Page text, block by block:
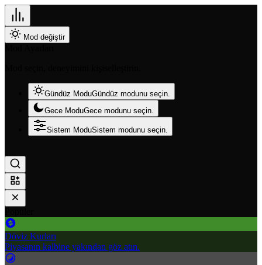
Mod değiştir
Gündüz ModuGündüz modunu seçin.
Gece ModuGece modunu seçin.
Sistem ModuSistem modunu seçin.
Döviz Kurları
Piyasanın kalbine yakından göz atın.